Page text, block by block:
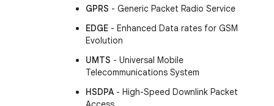
GPRS - Generic Packet Radio Service
EDGE - Enhanced Data rates for GSM
Evolution
UMTS - Universal Mobile
Telecommunications System
HSDPA - High-Speed Downlink Packet